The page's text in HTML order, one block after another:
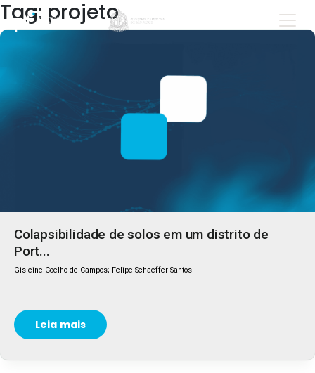
Tag: projeto
Colapsibilidade de solos em um distrito de
Port...
Gisleine Coelho de Campos; Felipe Schaeffer Santos
Leia mais